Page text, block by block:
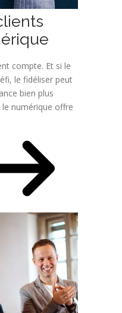
compte. Et si le
le fidéliser peut
bien plus
numérique offre